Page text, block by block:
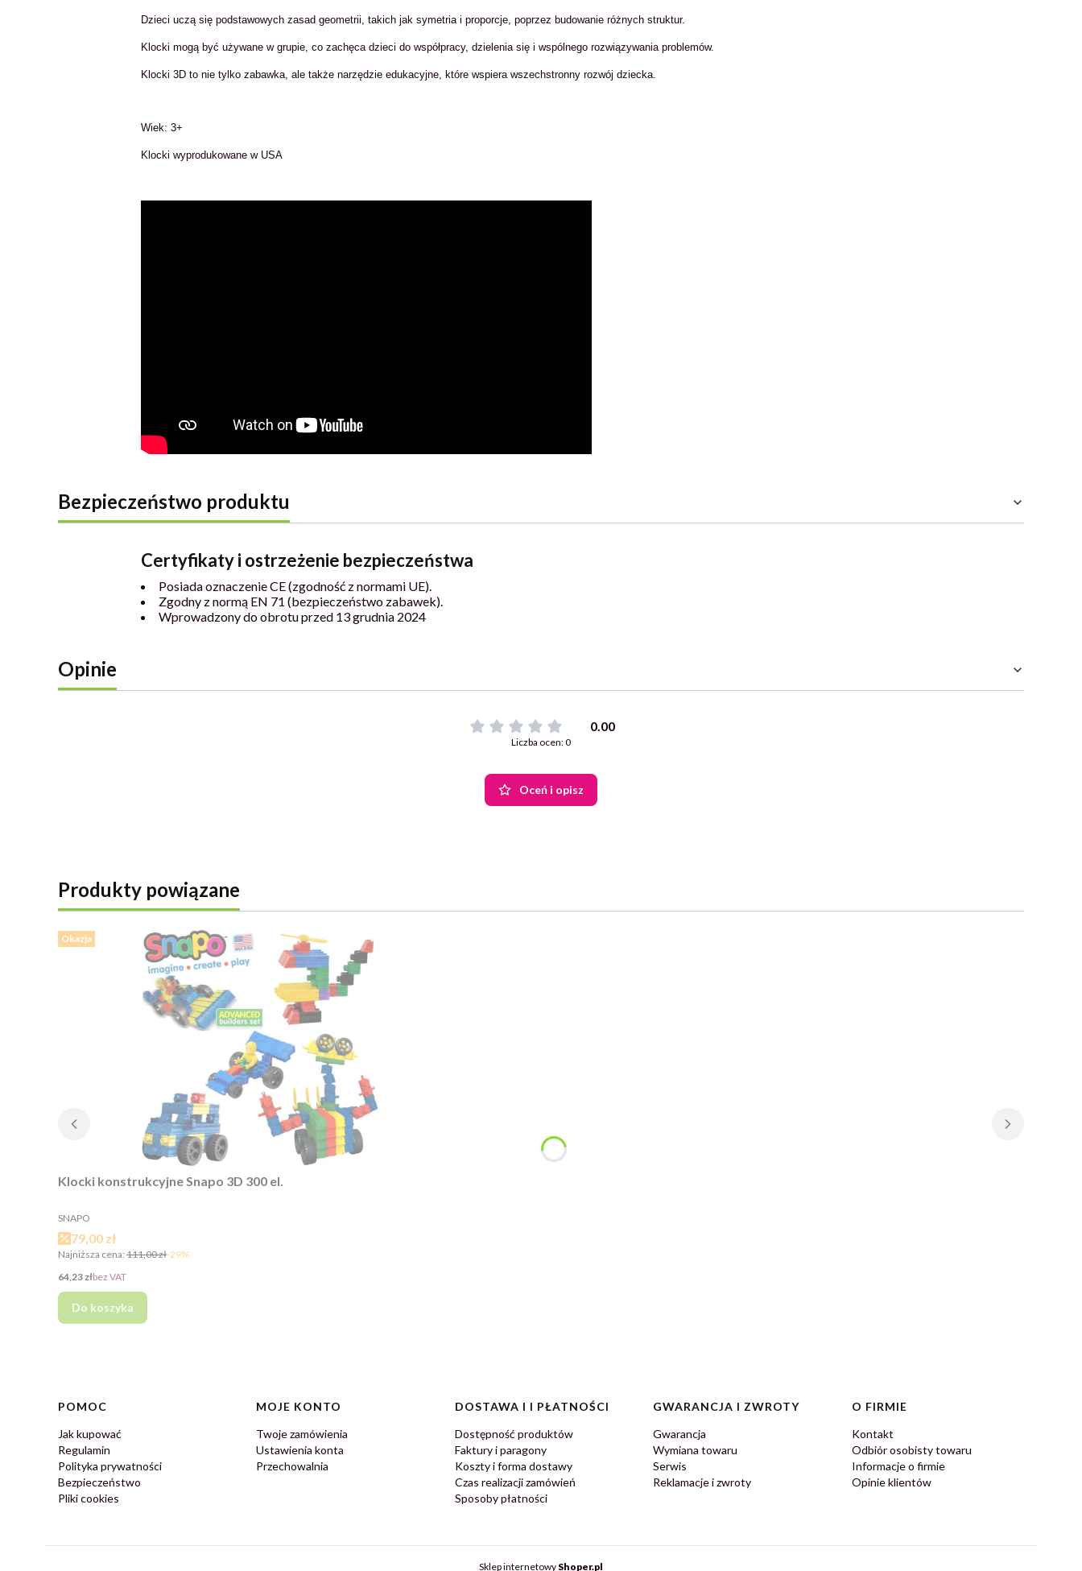
Dzieci uczą się podstawowych zasad geometrii, takich jak symetria i proporcje, poprzez budowanie różnych struktur.
Klocki mogą być używane w grupie, co zachęca dzieci do współpracy, dzielenia się i wspólnego rozwiązywania problemów.
Klocki 3D to nie tylko zabawka, ale także narzędzie edukacyjne, które wspiera wszechstronny rozwój dziecka.
Wiek: 3+
Klocki wyprodukowane w USA
Bezpieczeństwo produktu
Certyfikaty i ostrzeżenie bezpieczeństwa
Posiada oznaczenie CE (zgodność z normami UE).
Zgodny z normą EN 71 (bezpieczeństwo zabawek).
Wprowadzony do obrotu przed 13 grudnia 2024
Opinie
0.00
Liczba ocen: 0
Oceń i opisz
Produkty powiązane
Okazja
Klocki konstrukcyjne Snapo 3D 300 el.
PRODUCENT
SNAPO
Cena promocyjna
79,00 zł
Najniższa cena: 111,00 zł-29%
Cena
64,23 złbez VAT
Do koszyka
Linki w stopce
POMOC
Jak kupować
Regulamin
Polityka prywatności
Bezpieczeństwo
Pliki cookies
MOJE KONTO
Twoje zamówienia
Ustawienia konta
Przechowalnia
DOSTAWA I I PŁATNOŚCI
Dostępność produktów
Faktury i paragony
Koszty i forma dostawy
Czas realizacji zamówień
Sposoby płatności
GWARANCJA I ZWROTY
Gwarancja
Wymiana towaru
Serwis
Reklamacje i zwroty
O FIRMIE
Kontakt
Odbiór osobisty towaru
Informacje o firmie
Opinie klientów
Sklep internetowy Shoper.pl